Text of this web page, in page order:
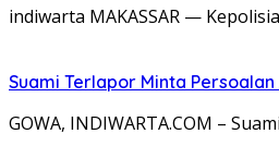
indiwarta MAKASSAR —
Suami Terlapor Minta
GOWA, INDIWARTA.COM –